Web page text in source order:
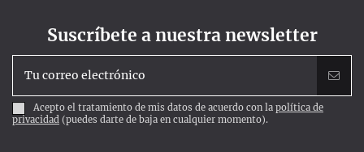
Suscríbete a nuestra newsletter
Acepto el tratamiento de mis datos de acuerdo con la política de
privacidad (puedes darte de baja en cualquier momento).